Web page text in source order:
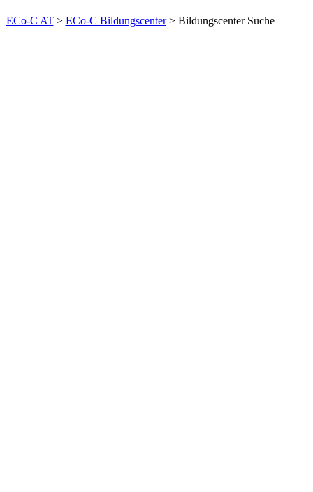
ECo-C AT> ECo-C Bildungscenter> Bildungscenter Suche